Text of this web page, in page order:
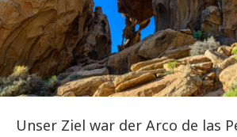
Unser Ziel war der Arco de las